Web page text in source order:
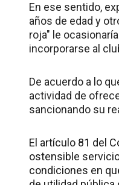
En ese sentido,
años de edad y
roja" le
incorporarse al
De acuerdo a lo
actividad de
sancionando su
El artículo 81 del
ostensible
condiciones en